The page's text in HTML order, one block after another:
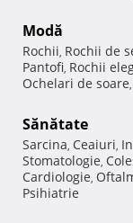
Modă
Rochii, Rochii de
Pantofi, Rochii
Ochelari de soare,
Sănătate
Sarcina, Ceaiuri,
Stomatologie,
Cardiologie,
Psihiatrie